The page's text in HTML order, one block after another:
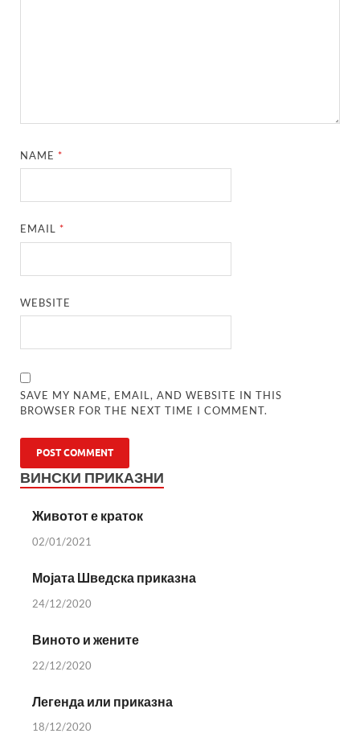
NAME*
EMAIL*
WEBSITE
SAVE MY NAME, EMAIL, AND WEBSITE IN THIS
BROWSER FOR THE NEXT TIME I COMMENT.
ВИНСКИ ПРИКАЗНИ
Животот е краток
02/01/2021
Мојата Шведска приказна
24/12/2020
Виното и жените
22/12/2020
Легенда или приказна
18/12/2020